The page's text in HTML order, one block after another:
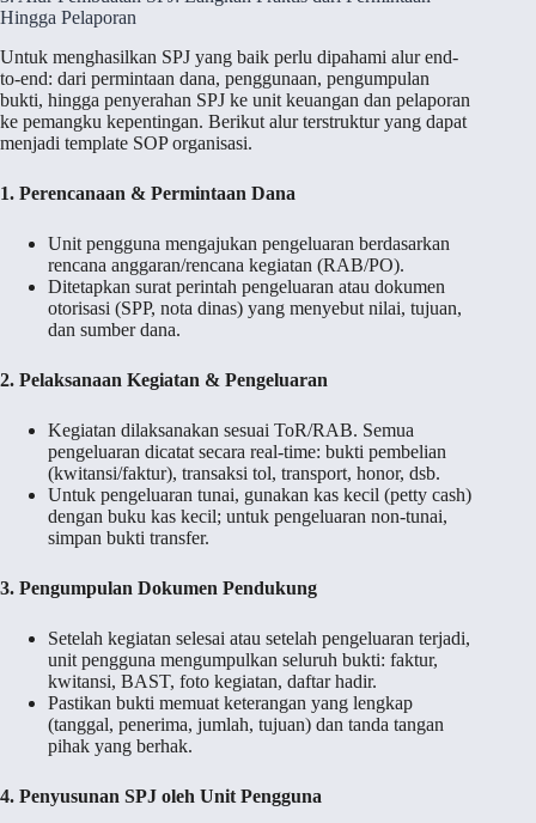
Hingga Pelaporan
Untuk menghasilkan SPJ yang baik perlu dipahami alur end-
to-end: dari permintaan dana, penggunaan, pengumpulan
bukti, hingga penyerahan SPJ ke unit keuangan dan pelaporan
ke pemangku kepentingan. Berikut alur terstruktur yang dapat
menjadi template SOP organisasi.
1. Perencanaan & Permintaan Dana
Unit pengguna mengajukan pengeluaran berdasarkan
rencana anggaran/rencana kegiatan (RAB/PO).
Ditetapkan surat perintah pengeluaran atau dokumen
otorisasi (SPP, nota dinas) yang menyebut nilai, tujuan,
dan sumber dana.
2. Pelaksanaan Kegiatan & Pengeluaran
Kegiatan dilaksanakan sesuai ToR/RAB. Semua
pengeluaran dicatat secara real-time: bukti pembelian
(kwitansi/faktur), transaksi tol, transport, honor, dsb.
Untuk pengeluaran tunai, gunakan kas kecil (petty cash)
dengan buku kas kecil; untuk pengeluaran non-tunai,
simpan bukti transfer.
3. Pengumpulan Dokumen Pendukung
Setelah kegiatan selesai atau setelah pengeluaran terjadi,
unit pengguna mengumpulkan seluruh bukti: faktur,
kwitansi, BAST, foto kegiatan, daftar hadir.
Pastikan bukti memuat keterangan yang lengkap
(tanggal, penerima, jumlah, tujuan) dan tanda tangan
pihak yang berhak.
4. Penyusunan SPJ oleh Unit Pengguna